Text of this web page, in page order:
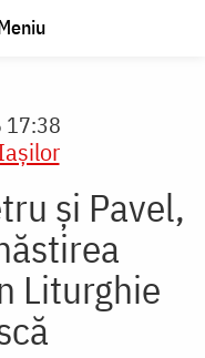
17:38
și Pavel,
Liturghie